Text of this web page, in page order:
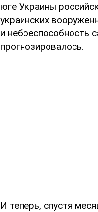
юге Украины
украинских
и небоеспособность
прогнозировалось.
И теперь, спустя